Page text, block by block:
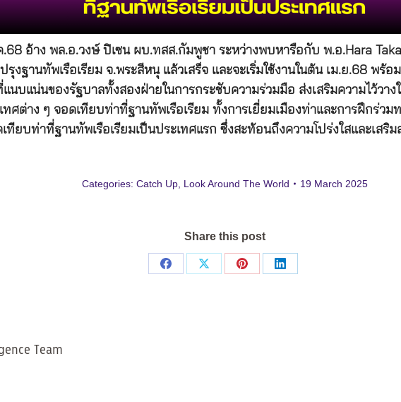
อ้าง พล.อ.วงษ์ ปิเซน ผบ.ทสส.กัมพูชา ระหว่างพบหารือกับ พ.อ.Hara
งฐานทัพเรือเรียม จ.พระสีหนุ แล้วเสร็จ และจะเริ่มใช้งานในต้น เม.ย.68 พ
นบแน่นของรัฐบาลทั้งสองฝ่ายในการกระชับความร่วมมือ ส่งเสริมความไว้วา
ศต่าง ๆ จอดเทียบท่าที่ฐานทัพเรือเรียม ทั้งการเยี่ยมเมืองท่าและการฝึกร่ว
บท่าที่ฐานทัพเรือเรียมเป็นประเทศแรก ซึ่งสะท้อนถึงความโปร่งใสและเสริม
Categories: Catch Up, Look Around The World 19 March 2025
Share this post
Share
Share
Share
Share
Team